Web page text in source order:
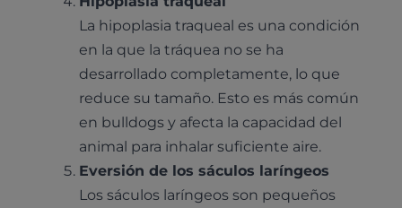
La hipoplasia traqueal es una condición
en la que la tráquea no se ha
desarrollado completamente, lo que
reduce su tamaño. Esto es más común
en bulldogs y afecta la capacidad del
animal para inhalar suficiente aire.
Eversión de los sáculos laríngeos
Los sáculos laríngeos son pequeños